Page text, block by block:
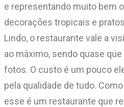
e representando muito bem
decorações tropicais e
Lindo, o restaurante vale a
ao máximo, sendo quase
fotos. O custo é um pouco
pela qualidade de tudo.
esse é um restaurante que